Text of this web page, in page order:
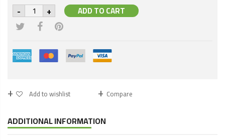
- SAFFRON
Cake
Rusk
Almonds
,
Gâteau
Biscottes
+ ADD TO CART
Add to wishlist Compare
ADDITIONAL INFORMATION